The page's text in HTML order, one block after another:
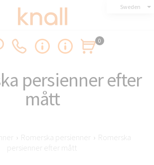
Sweden
0
persienner efter
mått
› Romerska persienner › Romerska
persienner efter mått